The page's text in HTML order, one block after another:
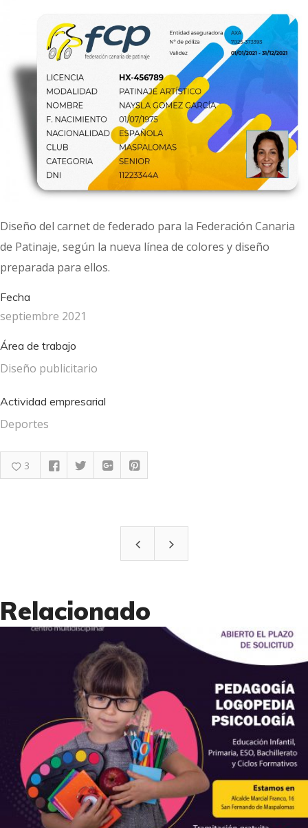
Diseño del carnet de federado para la Federación Canaria
de Patinaje, según la nueva línea de colores y diseño
preparada para ellos.
Fecha
septiembre 2021
Área de trabajo
Diseño publicitario
Actividad empresarial
Deportes
3
Relacionado
0
Diseño publicitario